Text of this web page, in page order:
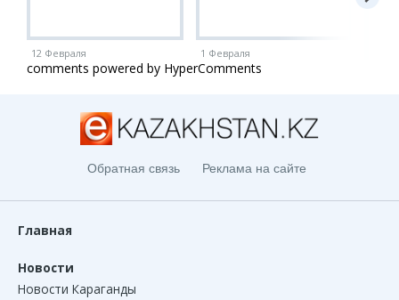
12 Февраля 1 Февраля
comments powered by HyperComments
Обратная связь Реклама на сайте
Главная
Новости
Новости Караганды